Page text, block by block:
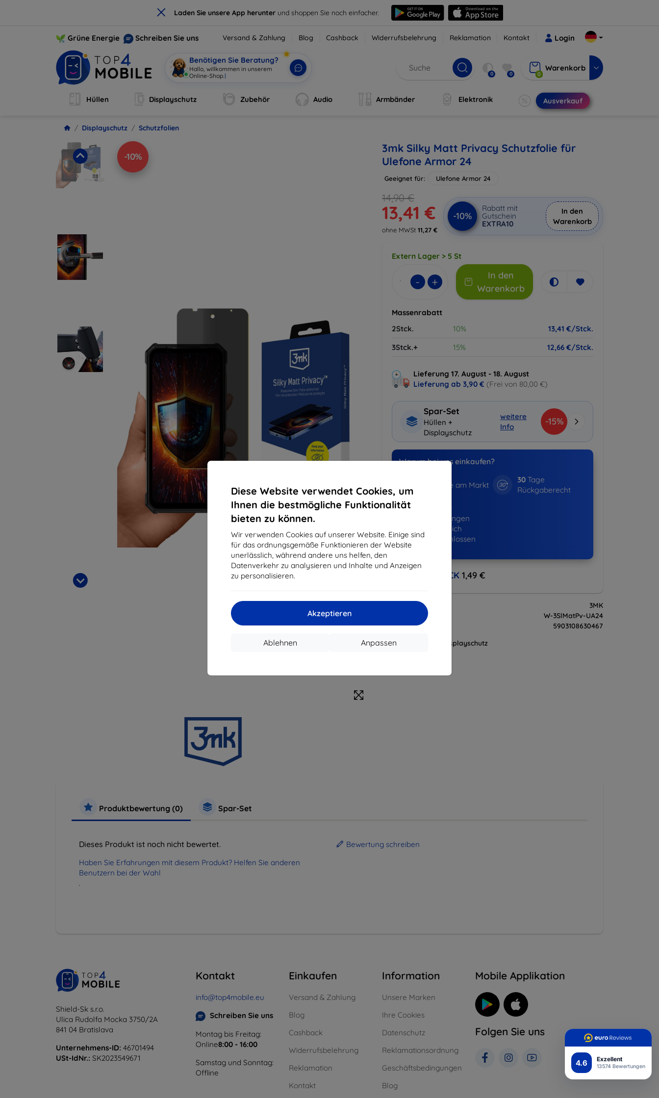
× Laden Sie unsere App herunter und shoppen Sie noch einfacher.
4.6 Exzellent
13574 Bewertungen
Diese Website verwendet Cookies, um
Ihnen die bestmögliche Funktionalität
bieten zu können.
Wir verwenden Cookies auf unserer Website. Einige sind
für das ordnungsgemäße Funktionieren der Website
unerlässlich, während andere uns helfen, den
Datenverkehr zu analysieren und Inhalte und Anzeigen
zu personalisieren.
Akzeptieren
Anpassen
Ablehnen
Grüne Energie Schreiben Sie uns Versand & Zahlung Blog Cashback Widerrufsbelehrung Reklamation Kontakt Login
Benötigen Sie Beratung?
Hallo, willkommen in unserem
Online-Shop. | 0 0 0
Warenkorb
Hüllen Displayschutz Zubehör Audio Armbänder Elektronik Ausverkauf
Displayschutz Schutzfolien
-10%
3mk Silky Matt Privacy Schutzfolie für
Ulefone Armor 24
Geeignet für: Ulefone Armor 24
14,90 €
13,41 €
ohne MWSt 11,27 €
-10%
Rabatt mit
Gutschein
EXTRA10
In den
Warenkorb
Extern Lager > 5 St
- +
In den
Warenkorb
Massenrabatt
2Stck.
10%
13,41 €/Stck.
3Stck.+
15% 12,66 €/Stck.
Lieferung 17. August - 18. August
Lieferung ab 3,90 € (Frei von 80,00 €)
Spar-Set
Hüllen +
Displayschutz
weitere
Info
-15%
Warum bei uns einkaufen?
Jahre am Markt
30Tage
Rückgaberecht
819530+
Bestellungen
erfolgreich
abgeschlossen
CASHBACK 1,49 €
3MK
Produktnummer
W-3SlMatPv-UA24
EAN
5903108630467
Schutzfolien
Displayschutz
Produktbewertung (0) Spar-Set
Dieses Produkt ist noch nicht bewertet.
Haben Sie Erfahrungen mit diesem Produkt? Helfen Sie anderen
Benutzern bei der Wahl
.
Bewertung schreiben
Shield-Sk s.r.o.
Ulica Rudolfa Mocka 3750/2A
841 04 Bratislava
Unternehmens-ID: 46701494
USt-IdNr.: SK2023549671
Kontakt
info@top4mobile.eu
Schreiben Sie uns
Montag bis Freitag:
Online8:00 - 16:00
Samstag und Sonntag:
Offline
Einkaufen
Versand & Zahlung
Blog
Cashback
Widerrufsbelehrung
Reklamation
Kontakt
Information
Unsere Marken
Ihre Cookies
Datenschutz
Reklamationsordnung
Geschäftsbedingungen
Blog
Mobile Applikation
Folgen Sie uns